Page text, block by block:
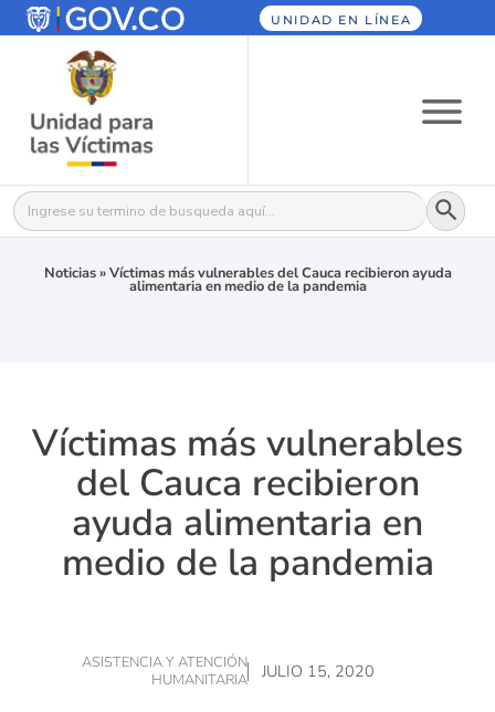
UNIDAD EN LÍNEA
Buscar: Botón
Noticias»Víctimas más vulnerables del Cauca recibieron ayuda
alimentaria en medio de la pandemia
Víctimas más vulnerables
del Cauca recibieron
ayuda alimentaria en
medio de la pandemia
ASISTENCIA Y ATENCIÓN
HUMANITARIA
JULIO 15, 2020